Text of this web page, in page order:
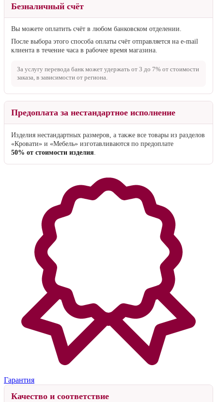
Безналичный счёт
Вы можете оплатить счёт в любом банковском отделении.
После выбора этого способа оплаты счёт отправляется на e-mail
клиента в течение часа в рабочее время магазина.
За услугу перевода банк может удержать от 3 до 7% от стоимости
заказа, в зависимости от региона.
Предоплата за нестандартное исполнение
Изделия нестандартных размеров, а также все товары из разделов
«Кровати» и «Мебель» изготавливаются по предоплате
50% от стоимости изделия.
Гарантия
Качество и соответствие